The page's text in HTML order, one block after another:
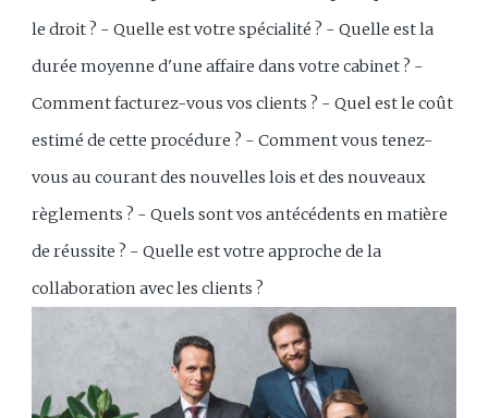
le droit ? - Quelle est votre spécialité ? - Quelle est la
durée moyenne d'une affaire dans votre cabinet ? -
Comment facturez-vous vos clients ? - Quel est le coût
estimé de cette procédure ? - Comment vous tenez-
vous au courant des nouvelles lois et des nouveaux
règlements ? - Quels sont vos antécédents en matière
de réussite ? - Quelle est votre approche de la
collaboration avec les clients ?